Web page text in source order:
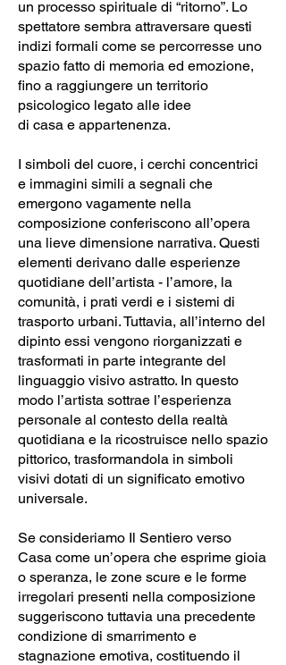
un processo spirituale di “ritorno”. Lo
spettatore sembra attraversare questi
indizi formali come se percorresse uno
spazio fatto di memoria ed emozione,
fino a raggiungere un territorio
psicologico legato alle idee
di casa e appartenenza.
I simboli del cuore, i cerchi concentrici
e immagini simili a segnali che
emergono vagamente nella
composizione conferiscono all’opera
una lieve dimensione narrativa. Questi
elementi derivano dalle esperienze
quotidiane dell’artista - l’amore, la
comunità, i prati verdi e i sistemi di
trasporto urbani. Tuttavia, all’interno del
dipinto essi vengono riorganizzati e
trasformati in parte integrante del
linguaggio visivo astratto. In questo
modo l’artista sottrae l’esperienza
personale al contesto della realtà
quotidiana e la ricostruisce nello spazio
pittorico, trasformandola in simboli
visivi dotati di un significato emotivo
universale.
Se consideriamo Il Sentiero verso
Casa come un’opera che esprime gioia
o speranza, le zone scure e le forme
irregolari presenti nella composizione
suggeriscono tuttavia una precedente
condizione di smarrimento e
stagnazione emotiva, costituendo il